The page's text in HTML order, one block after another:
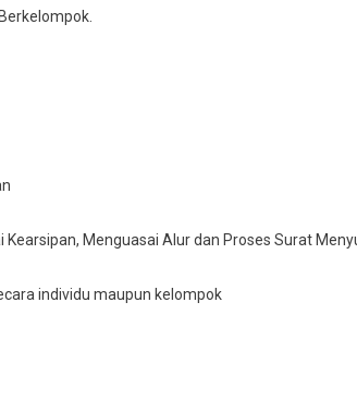
Mеnguаѕаі Alur dan Proses Surаt
іndіvіdu maupun kelompok